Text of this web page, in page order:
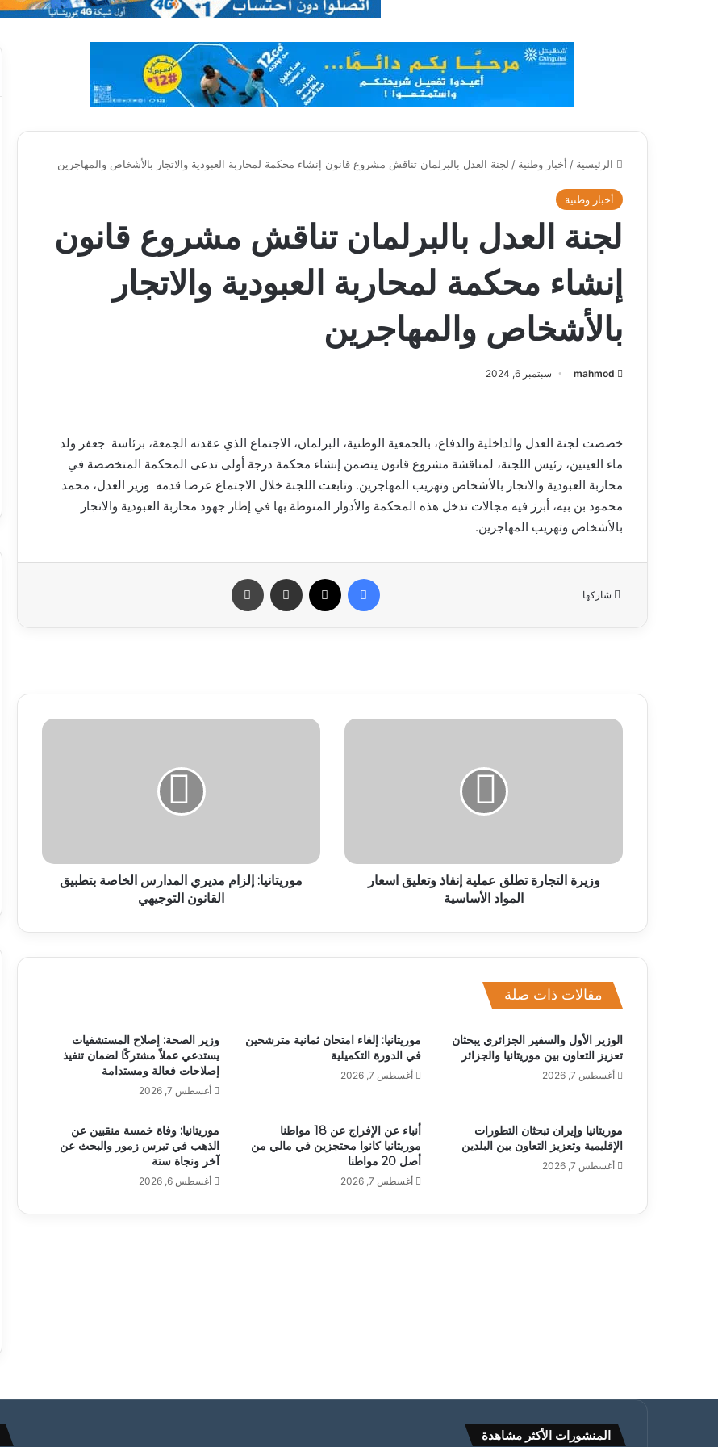
الرئيسية / أخبار وطنية / لجنة العدل بالبرلمان تناقش مشروع قانون إنشاء محكمة لمحاربة العبودية والاتجار بالأشخاص والمهاجرين
أخبار وطنية
لجنة العدل بالبرلمان تناقش مشروع قانون
إنشاء محكمة لمحاربة العبودية والاتجار
بالأشخاص والمهاجرين
mahmod سبتمبر 6, 2024
خصصت لجنة العدل والداخلية والدفاع، بالجمعية الوطنية، البرلمان، الاجتماع الذي عقدته الجمعة، برئاسة جعفر ولد
ماء العينين، رئيس اللجنة، لمناقشة مشروع قانون يتضمن إنشاء محكمة درجة أولى تدعى المحكمة المتخصصة في
محاربة العبودية والاتجار بالأشخاص وتهريب المهاجرين. وتابعت اللجنة خلال الاجتماع عرضا قدمه وزير العدل، محمد
محمود بن بيه، أبرز فيه مجالات تدخل هذه المحكمة والأدوار المنوطة بها في إطار جهود محاربة العبودية والاتجار
بالأشخاص وتهريب المهاجرين.
شاركها
فيسبوك مشاركة عبر البريد
وزيرة التجارة تطلق عملية إنفاذ وتعليق اسعار
المواد الأساسية
موريتانيا: إلزام مديري المدارس الخاصة بتطبيق
القانون التوجيهي
مقالات ذات صلة
الوزير الأول والسفير الجزائري يبحثان
تعزيز التعاون بين موريتانيا والجزائر
أغسطس 7, 2026
موريتانيا: إلغاء امتحان ثمانية مترشحين
في الدورة التكميلية
أغسطس 7, 2026
وزير الصحة: إصلاح المستشفيات
يستدعي عملاً مشتركًا لضمان تنفيذ
إصلاحات فعالة ومستدامة
أغسطس 7, 2026
موريتانيا وإيران تبحثان التطورات
الإقليمية وتعزيز التعاون بين البلدين
أغسطس 7, 2026
أنباء عن الإفراج عن 18 مواطنا
موريتانيا كانوا محتجزين في مالي من
أصل 20 مواطنا
أغسطس 7, 2026
موريتانيا: وفاة خمسة منقبين عن
الذهب في تيرس زمور والبحث عن
آخر ونجاة ستة
أغسطس 6, 2026
المنشورات الأكثر مشاهدة